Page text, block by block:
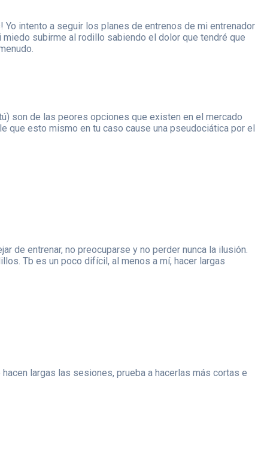
intento a seguir los planes de entrenos de mi entrenador
subirme al rodillo sabiendo el dolor que tendré que
son de las peores opciones que existen en el mercado
que esto mismo en tu caso cause una pseudociática por el
de entrenar, no preocuparse y no perder nunca la ilusión.
Tb es un poco difícil, al menos a mí, hacer largas
largas las sesiones, prueba a hacerlas más cortas e